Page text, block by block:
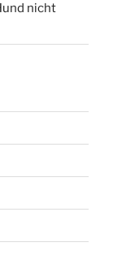
nicht